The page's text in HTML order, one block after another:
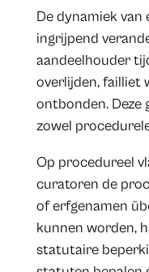
De dynamiek
ingrijpend
aandeelhouder
overlijden, failliet
ontbonden. Deze
zowel
Op procedureel
curatoren de
of erfgenamen
kunnen worden,
statutaire